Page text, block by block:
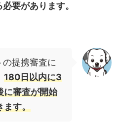
要があります。
提携審査に
180日以内に3
に審査が開始
ます。